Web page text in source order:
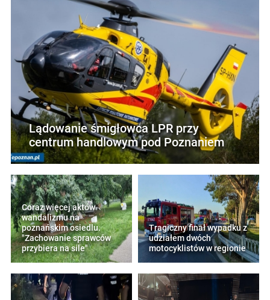
Lądowanie śmigłowca LPR przy
centrum handlowym pod Poznaniem
Coraz więcej aktów
wandalizmu na
poznańskim osiedlu.
"Zachowanie sprawców
przybiera na sile"
Tragiczny finał wypadku z
udziałem dwóch
motocyklistów w regionie